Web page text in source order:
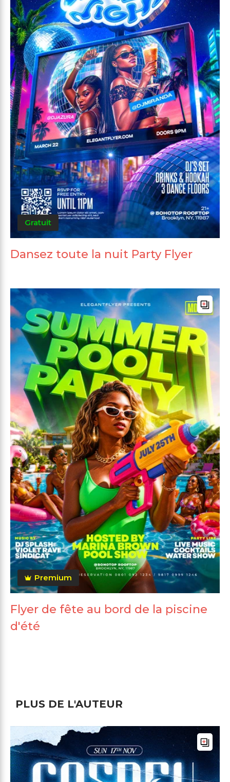
Gratuit
Dansez toute la nuit Party Flyer
Premium
Flyer de fête au bord de la piscine
d'été
PLUS DE L'AUTEUR